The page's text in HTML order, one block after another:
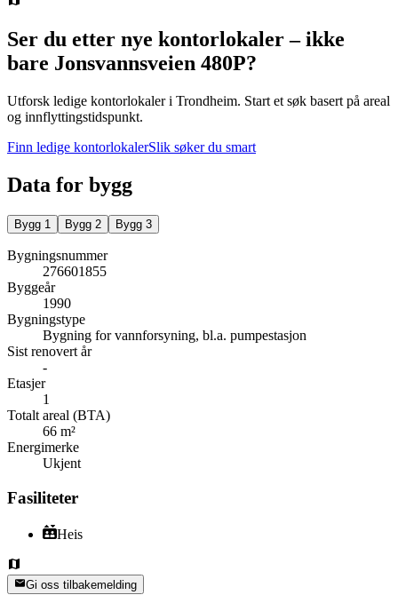
Ser du etter nye kontorlokaler – ikke
bare Jonsvannsveien 480P?
Utforsk ledige kontorlokaler i Trondheim. Start et søk basert på areal
og innflyttingstidspunkt.
Finn ledige kontorlokalerSlik søker du smart
Data for bygg
Bygg 1 Bygg 2 Bygg 3
Bygningsnummer
276601855
Byggeår
1990
Bygningstype
Bygning for vannforsyning, bl.a. pumpestasjon
Sist renovert år
-
Etasjer
1
Totalt areal (BTA)
66 m²
Energimerke
Ukjent
Fasiliteter
Heis
Gi oss tilbakemelding